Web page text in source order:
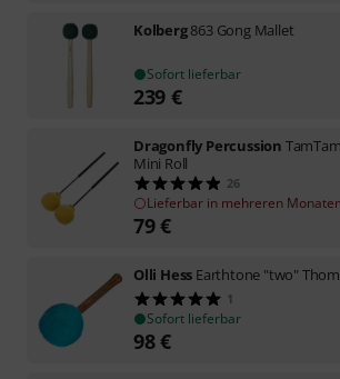
Kolberg863 Gong Mallet
Sofort lieferbar
239 €
Dragonfly Percussion
Mini Roll
26
Lieferbar in mehreren
79€
Olli Hess Earthtone "two"
1
Sofort lieferbar
98€